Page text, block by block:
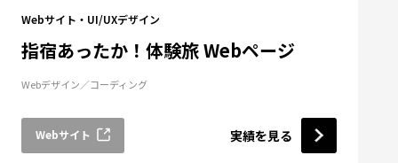
Webサイト・UI/UXデザイン
指宿あったか！体験旅 Webページ
Webデザイン コーディング
Webサイト 実績を見る